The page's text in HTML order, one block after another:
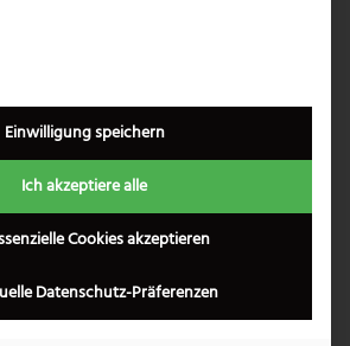
Fragen
richtig?
trocken und ölen Sie die Oberfläche
ein.
×
Einwilligung speichern
Ich akzeptiere alle
Cookies akzeptieren
Datenschutz-Präferenzen